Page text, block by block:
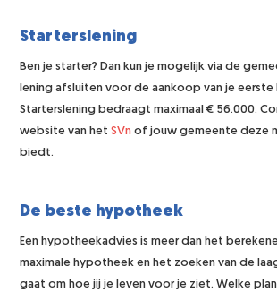
Starterslening
Ben je starter? Dan kun je mogelijk via de
lening afsluiten voor de aankoop van je eerste
Starterslening bedraagt maximaal € 56.000.
website van hetSVn of jouw gemeente deze
biedt.
De beste hypotheek
Een hypotheekadvies is meer dan het
maximale hypotheek en het zoeken van de
gaat om hoe jij je leven voor je ziet. Welke